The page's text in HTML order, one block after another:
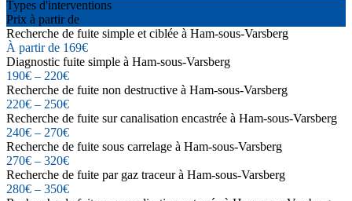
Types d'interventions
Prix à partir de
Recherche de fuite simple et ciblée à Ham-sous-Varsberg
À partir de 169€
Diagnostic fuite simple à Ham-sous-Varsberg
190€ – 220€
Recherche de fuite non destructive à Ham-sous-Varsberg
220€ – 250€
Recherche de fuite sur canalisation encastrée à Ham-sous-Varsberg
240€ – 270€
Recherche de fuite sous carrelage à Ham-sous-Varsberg
270€ – 320€
Recherche de fuite par gaz traceur à Ham-sous-Varsberg
280€ – 350€